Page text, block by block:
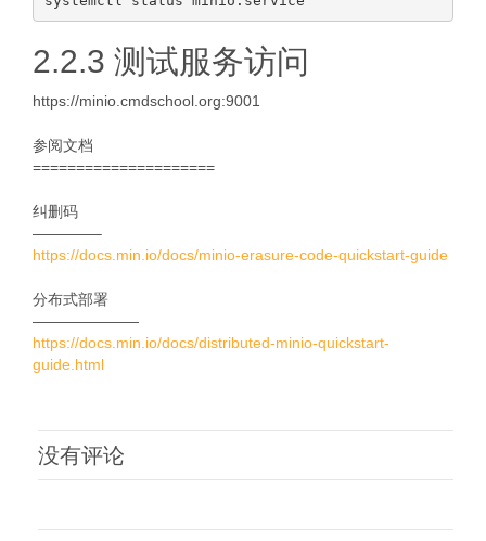
2.2.3 测试服务访问
https://minio.cmdschool.org:9001
参阅文档
=====================
纠删码
————–
https://docs.min.io/docs/minio-erasure-code-quickstart-guide
分布式部署
———————
https://docs.min.io/docs/distributed-minio-quickstart-
guide.html
没有评论